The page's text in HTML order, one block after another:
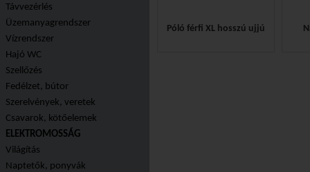
Távvezérlés
Üzemanyagrendszer
Vízrendszer
Hajó WC
Szellőzés
Fedélzet, bútor
Szerelvények, veretek
Csavarok, kötőelemek
ELEKTROMOSSÁG
Világítás
Naptetők, ponyvák
Póló férfi XL hosszú ujjú